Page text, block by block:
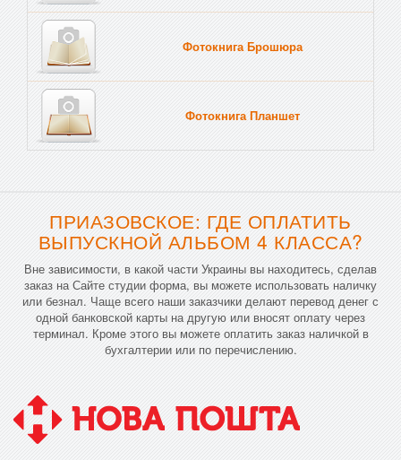
Фотокнига Брошюра
Фотокнига Планшет
ПРИАЗОВСКОЕ: ГДЕ ОПЛАТИТЬ
ВЫПУСКНОЙ АЛЬБОМ 4 КЛАССА?
Вне зависимости, в какой части Украины вы находитесь, сделав
заказ на Сайте студии форма, вы можете использовать наличку
или безнал. Чаще всего наши заказчики делают перевод денег с
одной банковской карты на другую или вносят оплату через
терминал. Кроме этого вы можете оплатить заказ наличкой в
бухгалтерии или по перечислению.